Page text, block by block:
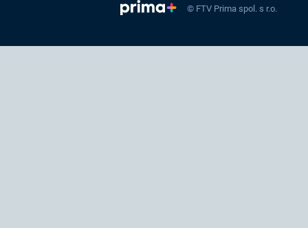
© FTV Prima spol. s r.o.